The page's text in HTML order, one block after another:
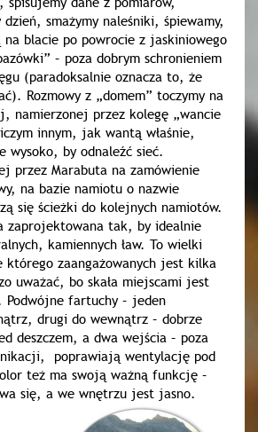
smażymy naleśniki, śpiewamy,
na blacie po powrocie z jaskiniowego
– poza dobrym schronieniem
(paradoksalnie oznacza to, że
Rozmowy z „domem” toczymy na
namierzonej przez kolegę „wancie
innym, jak wantą właśnie,
wysoko, by odnaleźć sieć.
przez Marabuta na zamówienie
na bazie namiotu o nazwie
się ścieżki do kolejnych namiotów.
zaprojektowana tak, by idealnie
kamiennych ław. To wielki
którego zaangażowanych jest kilka
uważać, bo skała miejscami jest
fartuchy – jeden
drugi do wewnątrz – dobrze
deszczem, a dwa wejścia – poza
poprawiają wentylację pod
też ma swoją ważną funkcję –
się, a we wnętrzu jest jasno.